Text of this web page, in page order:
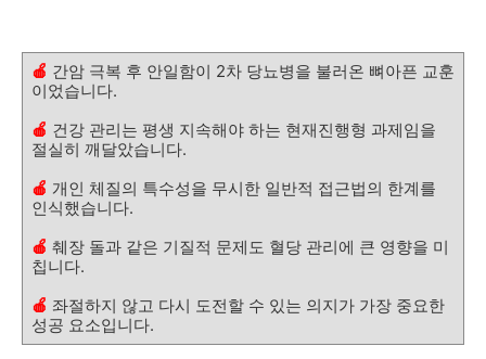
🍎 간암 극복 후 안일함이 2차 당뇨병을 불러온 뼈아픈 교훈
이었습니다.
🍎 건강 관리는 평생 지속해야 하는 현재진행형 과제임을
절실히 깨달았습니다.
🍎 개인 체질의 특수성을 무시한 일반적 접근법의 한계를
인식했습니다.
🍎 췌장 돌과 같은 기질적 문제도 혈당 관리에 큰 영향을 미
칩니다.
🍎 좌절하지 않고 다시 도전할 수 있는 의지가 가장 중요한
성공 요소입니다.